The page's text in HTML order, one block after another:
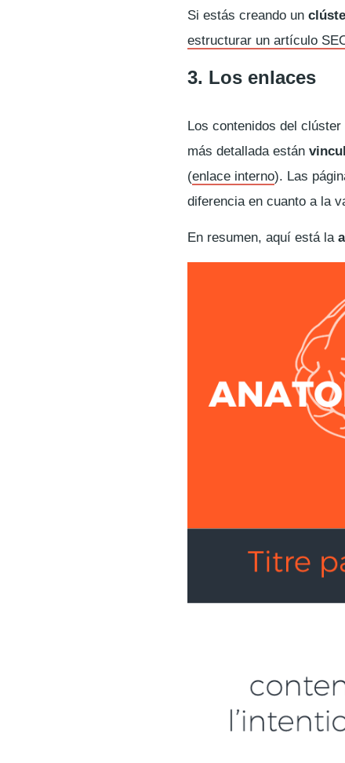
Si estás creando un
estructurar un artículo
3. Los enlaces
Los contenidos del
más detallada están
(enlace interno). Las
diferencia en cuanto a la
En resumen, aquí está la